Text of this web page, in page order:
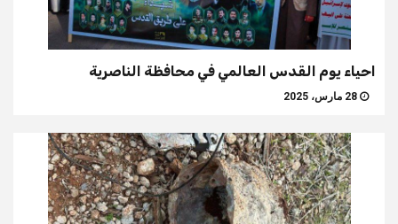
احياء يوم القدس العالمي في محافظة الناصرية